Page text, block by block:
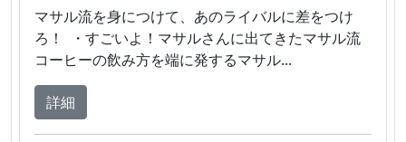
マサル流を身につけて、あのライバルに差をつけ
ろ！ ・すごいよ！マサルさんに出てきたマサル流
コーヒーの飲み方を端に発するマサル...
詳細